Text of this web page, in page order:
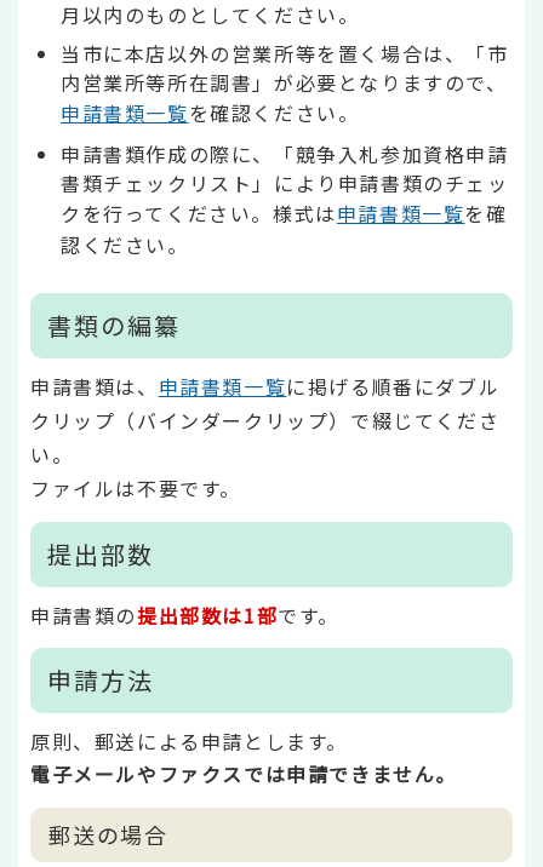
月以内のものとしてください。
当市に本店以外の営業所等を置く場合は、「市
内営業所等所在調書」が必要となりますので、
申請書類一覧を確認ください。
申請書類作成の際に、「競争入札参加資格申請
書類チェックリスト」により申請書類のチェッ
クを行ってください。様式は申請書類一覧を確
認ください。
書類の編纂
申請書類は、 申請書類一覧に掲げる順番にダブル
クリップ（バインダークリップ）で綴じてくださ
い。
ファイルは不要です。
提出部数
申請書類の提出部数は1部です。
申請方法
原則、郵送による申請とします。
電子メールやファクスでは申請できません。
郵送の場合